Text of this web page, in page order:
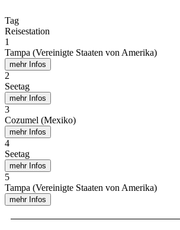
Tag
Reisestation
1
Tampa (Vereinigte Staaten von Amerika)
mehr Infos
2
Seetag
mehr Infos
3
Cozumel (Mexiko)
mehr Infos
4
Seetag
mehr Infos
5
Tampa (Vereinigte Staaten von Amerika)
mehr Infos